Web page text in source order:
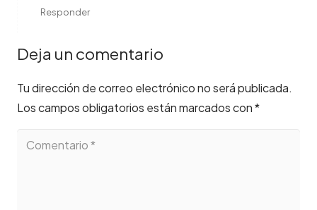
Responder
Deja un comentario
Tu dirección de correo electrónico no será publicada.
Los campos obligatorios están marcados con*